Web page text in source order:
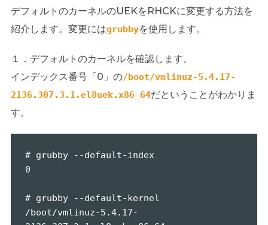
デフォルトのカーネルのUEKをRHCKに変更する方法を
紹介します。変更にはgrubbyを使用します。
１．デフォルトのカーネルを確認します。
インデックス番号「0」の/boot/vmlinuz-5.4.17-
2136.307.3.1.el8uek.x86_64だということがわかりま
す。
# grubby --default-index
0
# grubby --default-kernel
/boot/vmlinuz-5.4.17-